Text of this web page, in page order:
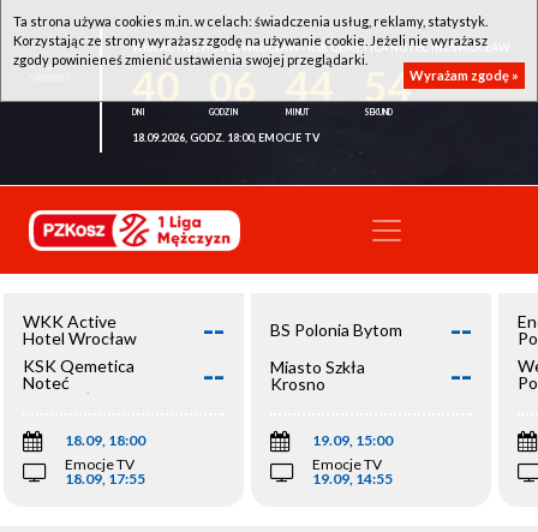
WKK ACTIVE HOTEL WROCŁAW - KSK QEMETICA NOTEĆ INOWROCŁAW
54
18.09.2026, GODZ. 18:00, EMOCJE TV
WKK Active
Hotel Wrocław
--
KSK Qemetica
Noteć
Inowrocław
--
18.09, 18:00
Emocje TV
18.09, 17:55
BS Polonia Bytom --
Miasto Szkła
Krosno
--
19.09, 15:00
Emocje TV
19.09, 14:55
Ta strona używa cookies m.in. w celach: świadczenia usług, reklamy, statystyk.
Korzystając ze strony wyrażasz zgodę na używanie cookie. Jeżeli nie wyrażasz
zgody powinieneś zmienić ustawienia swojej przeglądarki.
Wyrażam zgodę »